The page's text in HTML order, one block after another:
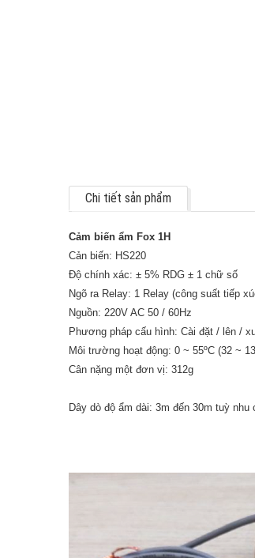
Chi tiết sản phẩm
Cảm biến ẩm Fox 1H
Cản biến: HS220
Độ chính xác: ± 5% RDG ± 1 chữ số
Ngõ ra Relay: 1 Relay (công suất tiếp
Nguồn: 220V AC 50 / 60Hz
Phương pháp cấu hình: Cài đặt / lên /
Môi trường hoạt động: 0 ~ 55ºC (32 ~
Cân nặng một đơn vị: 312g
Dây dò độ ẩm dài: 3m đến 30m tuỳ